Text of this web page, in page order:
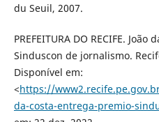
du Seuil, 2007.
PREFEITURA DO RECIFE.
Sinduscon de jornalismo.
Disponível em:
<https://
da-costa-entrega-premio-